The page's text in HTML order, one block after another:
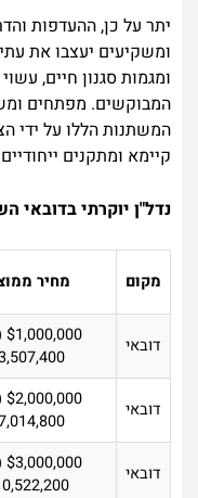
יתר על כן, ההעדפות
ומשקיעים יעצבו את
ומגמות סגנון חיים,
המבוקשים. מפתחים
המשתנות הללו על ידי
קיימא ומתקנים
נדל"ן יוקרתי בדובאי
מקום מחיר
דובאי
דובאי
דובאי